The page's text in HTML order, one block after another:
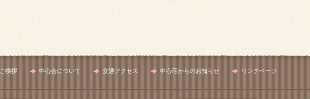
ご挨拶 中心会について 交通アクセス 中心荘からのお知らせ リンクページ